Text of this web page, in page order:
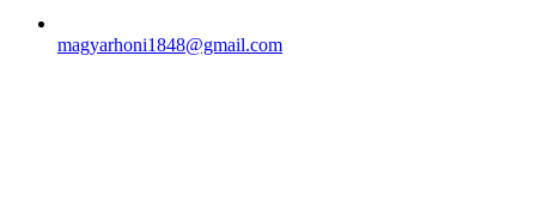
magyarhoni1848@gmail.com